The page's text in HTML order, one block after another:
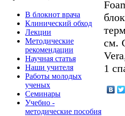
В блокнот врача
Клинический обход
Лекции
Методические
рекомендации
Научная статья
Наши учителя
Работы молодых
ученых
Семинары
Учебно -
методические пособия
см.
1